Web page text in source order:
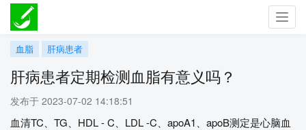
血脂 肝病患者
肝病患者定期检测血脂有意义吗？
发布于 2023-07-02 14:18:51
血清TC、TG、HDL - C、LDL -C、apoA1、apoB测定是心脑血